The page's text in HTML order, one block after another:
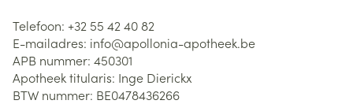
Telefoon: +32 55 42 40 82
E-mailadres: info@apollonia-apotheek.be
APB nummer: 450301
Apotheek titularis: Inge Dierickx
BTW nummer: BE0478436266